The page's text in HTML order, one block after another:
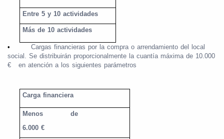
Entre 5 y 10 actividades
Más de 10 actividades
•
Cargas financieras por la compra o arrendamiento del local
social. Se distribuirán proporcionalmente la cuantía máxima de 10.000
€
en atención a los siguientes parámetros
Carga financiera
Menos
de
6.000 €